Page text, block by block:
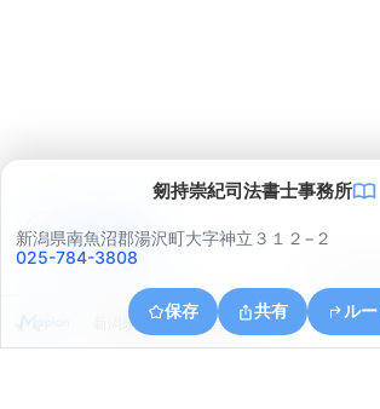
剱持崇紀司法書士事務所
新潟県南魚沼郡湯沢町大字神立３１２−２
025-784-3808
保存 共有 ルー
新潟県南魚沼郡湯沢町神立
アプリで見る